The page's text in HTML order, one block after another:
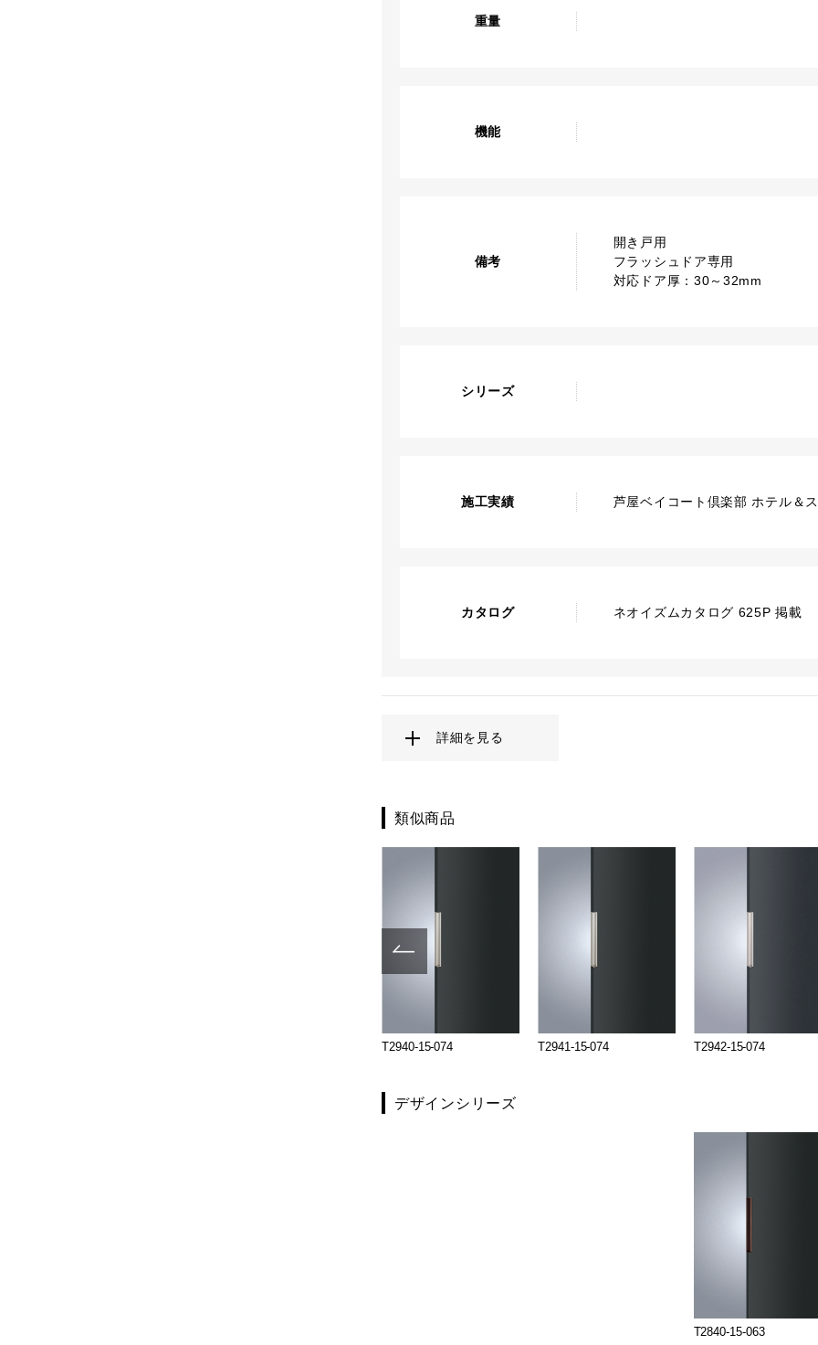
重量
機能
備考
開き戸用
フラッシュドア専用
対応ドア厚：30～32mm
シリーズ
施工実績 芦屋ベイコート倶楽部 ホテル＆
カタログ ネオイズムカタログ 625P 掲載
詳細を見る
類似商品
T2940-15-074 T2941-15-074 T2942-15-074
デザインシリーズ
T2840-15-063